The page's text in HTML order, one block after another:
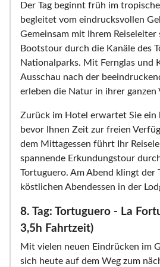
Der Tag beginnt früh im
begleitet vom eindrucksvollen
Gemeinsam mit Ihrem
Bootstour durch die Kanäle des
Nationalparks. Mit Fernglas und
Ausschau nach der
erleben die Natur in ihrer ganzen
Zurück im Hotel erwartet Sie ein
bevor Ihnen Zeit zur freien
dem Mittagessen führt Ihr
spannende Erkundungstour
Tortuguero. Am Abend klingt der
köstlichen Abendessen in der
8. Tag: Tortuguero - La
3,5h Fahrtzeit)
Mit vielen neuen Eindrücken im
sich heute auf dem Weg zum